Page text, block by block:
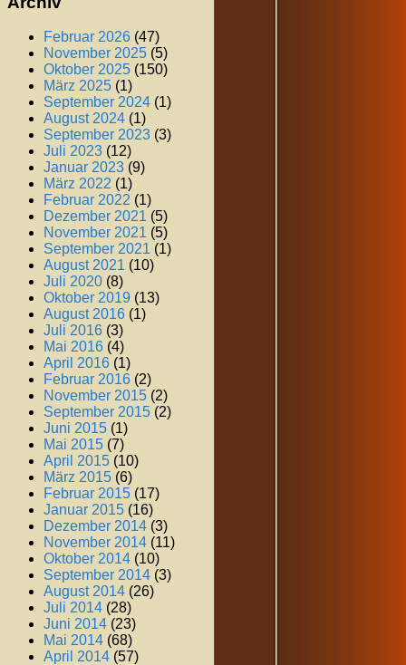
Februar 2026 (47)
November 2025 (5)
Oktober 2025 (150)
März 2025 (1)
September 2024 (1)
August 2024 (1)
September 2023 (3)
Juli 2023 (12)
Januar 2023 (9)
März 2022 (1)
Februar 2022 (1)
Dezember 2021 (5)
November 2021 (5)
September 2021 (1)
August 2021 (10)
Juli 2020 (8)
Oktober 2019 (13)
August 2016 (1)
Juli 2016 (3)
Mai 2016 (4)
April 2016 (1)
Februar 2016 (2)
November 2015 (2)
September 2015 (2)
Juni 2015 (1)
Mai 2015 (7)
April 2015 (10)
März 2015 (6)
Februar 2015 (17)
Januar 2015 (16)
Dezember 2014 (3)
November 2014 (11)
Oktober 2014 (10)
September 2014 (3)
August 2014 (26)
Juli 2014 (28)
Juni 2014 (23)
Mai 2014 (68)
April 2014 (57)